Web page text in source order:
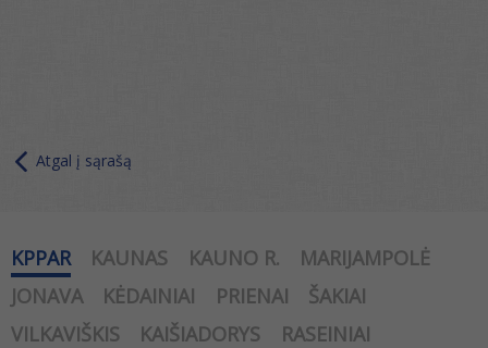
Atgal į sąrašą
KPPAR KAUNAS KAUNO R.
MARIJAMPOLĖ
JONAVA
KĖDAINIAI PRIENAI
ŠAKIAI
VILKAVIŠKIS
KAIŠIADORYS RASEINIAI